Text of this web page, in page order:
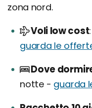
zona nord.
Voli low cost
guarda le
Dove
notte - guarda